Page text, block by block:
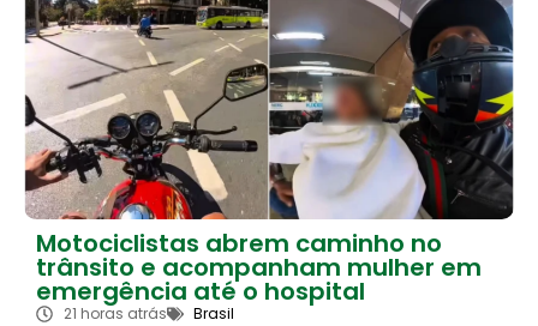
Motociclistas abrem caminho no
trânsito e acompanham mulher em
emergência até o hospital
21 horas atrás Brasil